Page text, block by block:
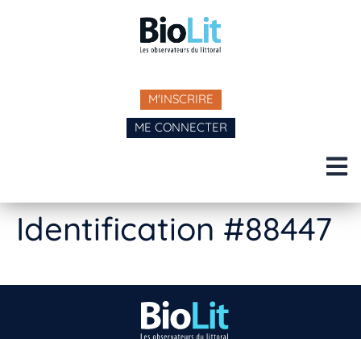
M'INSCRIRE
ME CONNECTER
Identification #88447